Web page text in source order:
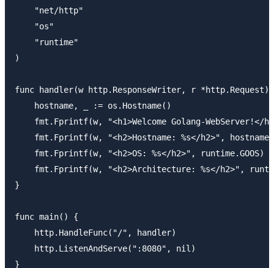
    "net/http"
    "os"
    "runtime"
)
func handler(w http.ResponseWriter, r *http.Request)
    hostname, _ := os.Hostname()
fmt.Fprintf(w, "<h1>Welcome Golang-WebServer!</
    fmt.Fprintf(w, "<h2>Hostname: %s</h2>", hostname)
    fmt.Fprintf(w, "<h2>OS: %s</h2>", runtime.GOOS)
fmt.Fprintf(w, "<h2>Architecture: %s</h2>",
}
func main() {
    http.HandleFunc("/", handler)
    http.ListenAndServe(":8080", nil)